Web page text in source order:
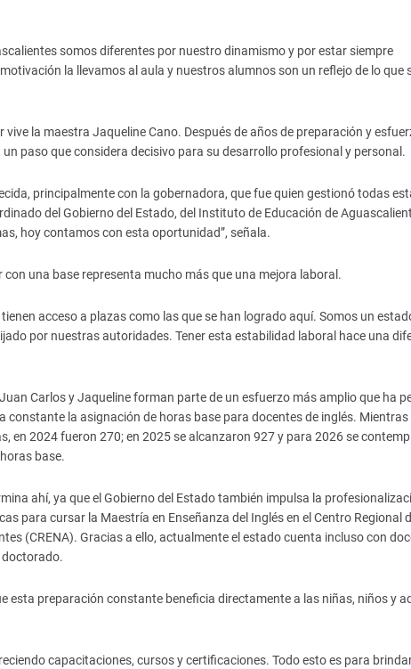
somos diferentes por nuestro dinamismo y por estar siempre
la llevamos al aula y nuestros alumnos son un reflejo de lo que
vive la maestra Jaqueline Cano. Después de años de preparación y
paso que considera decisivo para su desarrollo profesional y personal.
principalmente con la gobernadora, que fue quien gestionó todas
del Gobierno del Estado, del Instituto de Educación de
hoy contamos con esta oportunidad”, señala.
con una base representa mucho más que una mejora laboral.
acceso a plazas como las que se han logrado aquí. Somos un
por nuestras autoridades. Tener esta estabilidad laboral hace una
Carlos y Jaqueline forman parte de un esfuerzo más amplio que ha
constante la asignación de horas base para docentes de inglés. Mientras
en 2024 fueron 270; en 2025 se alcanzaron 927 y para 2026 se
base.
ahí, ya que el Gobierno del Estado también impulsa la
para cursar la Maestría en Enseñanza del Inglés en el Centro Regional
(CRENA). Gracias a ello, actualmente el estado cuenta incluso con
doctorado.
esta preparación constante beneficia directamente a las niñas, niños y
capacitaciones, cursos y certificaciones. Todo esto es para